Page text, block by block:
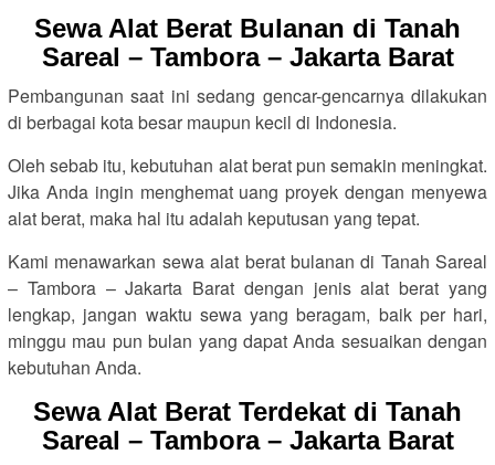
Sewa Alat Berat Bulanan di Tanah
Sareal – Tambora – Jakarta Barat
Pembangunan saat ini sedang gencar-gencarnya dilakukan
di berbagai kota besar maupun kecil di Indonesia.
Oleh sebab itu, kebutuhan alat berat pun semakin meningkat.
Jika Anda ingin menghemat uang proyek dengan menyewa
alat berat, maka hal itu adalah keputusan yang tepat.
Kami menawarkan sewa alat berat bulanan di Tanah Sareal
– Tambora – Jakarta Barat dengan jenis alat berat yang
lengkap, jangan waktu sewa yang beragam, baik per hari,
minggu mau pun bulan yang dapat Anda sesuaikan dengan
kebutuhan Anda.
Sewa Alat Berat Terdekat di Tanah
Sareal – Tambora – Jakarta Barat